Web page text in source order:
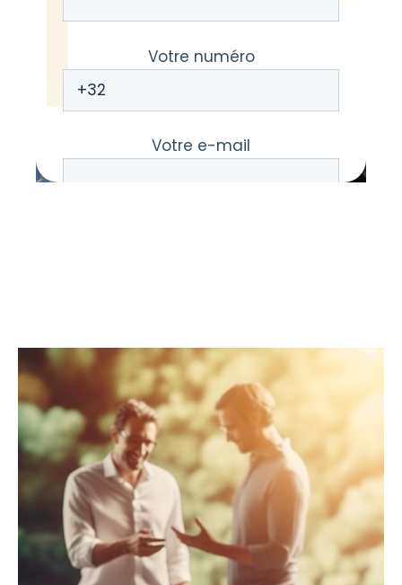
Votre numéro
Votre e-mail